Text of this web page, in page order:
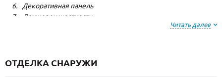
Декоративная панель
Лонжерон жесткости
Читать далее
ОТДЕЛКА СНАРУЖИ